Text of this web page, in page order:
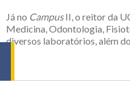
Já no CampusII, o reitor da
Medicina, Odontologia,
diversos laboratórios, além